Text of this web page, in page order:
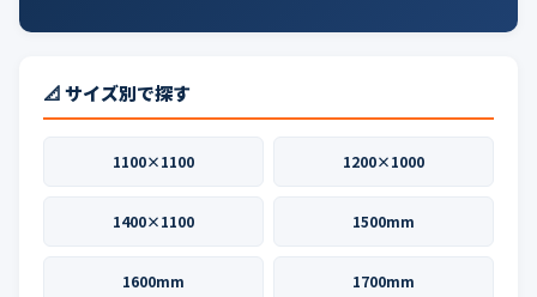
📐 サイズ別で探す
1100×1100 1200×1000
1400×1100 1500mm
1600mm 1700mm